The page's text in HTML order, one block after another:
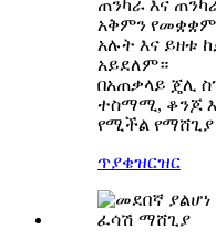
ጠንካራ እና
አቅምን የመቋቋም
አሉት እና ይዘቱ
አይደለም።
በአጠቃላይ ጄሊ
ተስማሚ, ቆንጆ
የሚችል የማሸጊያ
ጥያቄዝርዝር